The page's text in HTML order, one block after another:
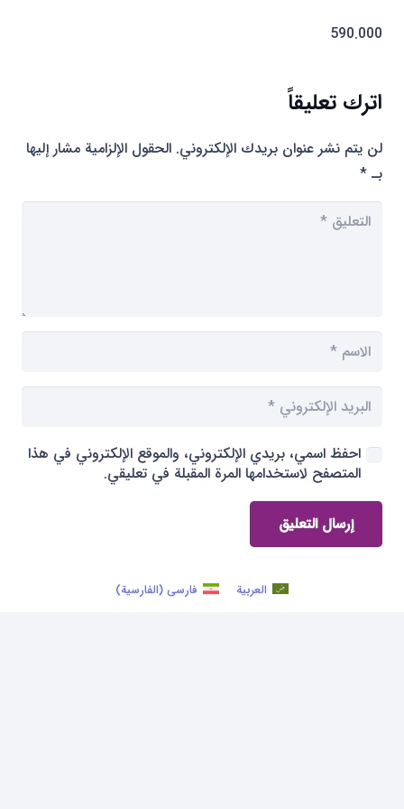
590.000
اترك تعليقاً
لن يتم نشر عنوان بريدك الإلكتروني. الحقول الإلزامية مشار إليها
بـ *
احفظ اسمي، بريدي الإلكتروني، والموقع الإلكتروني في هذا
المتصفح لاستخدامها المرة المقبلة في تعليقي.
إرسال التعليق
العربية فارسی (الفارسية)